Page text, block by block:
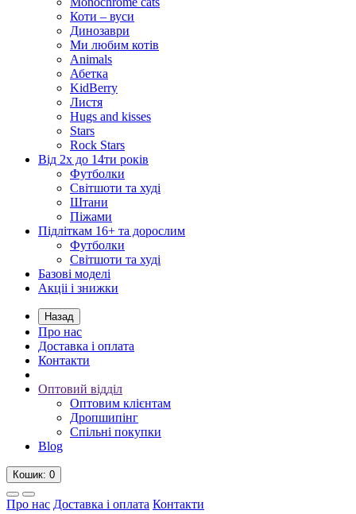
Коти – вуси
Динозаври
Ми любим котів
Animals
Абетка
KidBerry
Листя
Hugs and kisses
Stars
Rock Stars
Від 2х до 14ти років
Футболки
Світшоти та худі
Штани
Піжами
Підліткам 16+ та дорослим
Футболки
Світшоти та худі
Базові моделі
Акціі і знижки
Назад
Про нас
Доставка і оплата
Контакти
Оптовий відділ
Оптовим клієнтам
Дропшипінг
Спільні покупки
Blog
Кошик: 0
Про нас Доставка і оплата Контакти